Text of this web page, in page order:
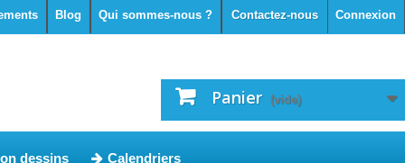
Connexion
Contactez-nous
Qui sommes-nous ?
Blog
Panier (vide)
dessins Calendriers